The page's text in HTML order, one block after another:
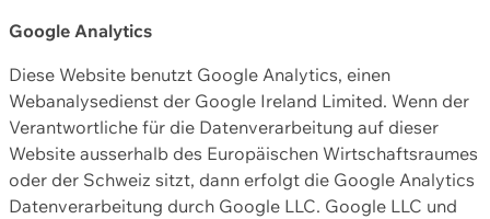
Google Analytics
Diese Website benutzt Google Analytics, einen
Webanalysedienst der Google Ireland Limited. Wenn der
Verantwortliche für die Datenverarbeitung auf dieser
Website ausserhalb des Europäischen Wirtschaftsraumes
oder der Schweiz sitzt, dann erfolgt die Google Analytics
Datenverarbeitung durch Google LLC. Google LLC und